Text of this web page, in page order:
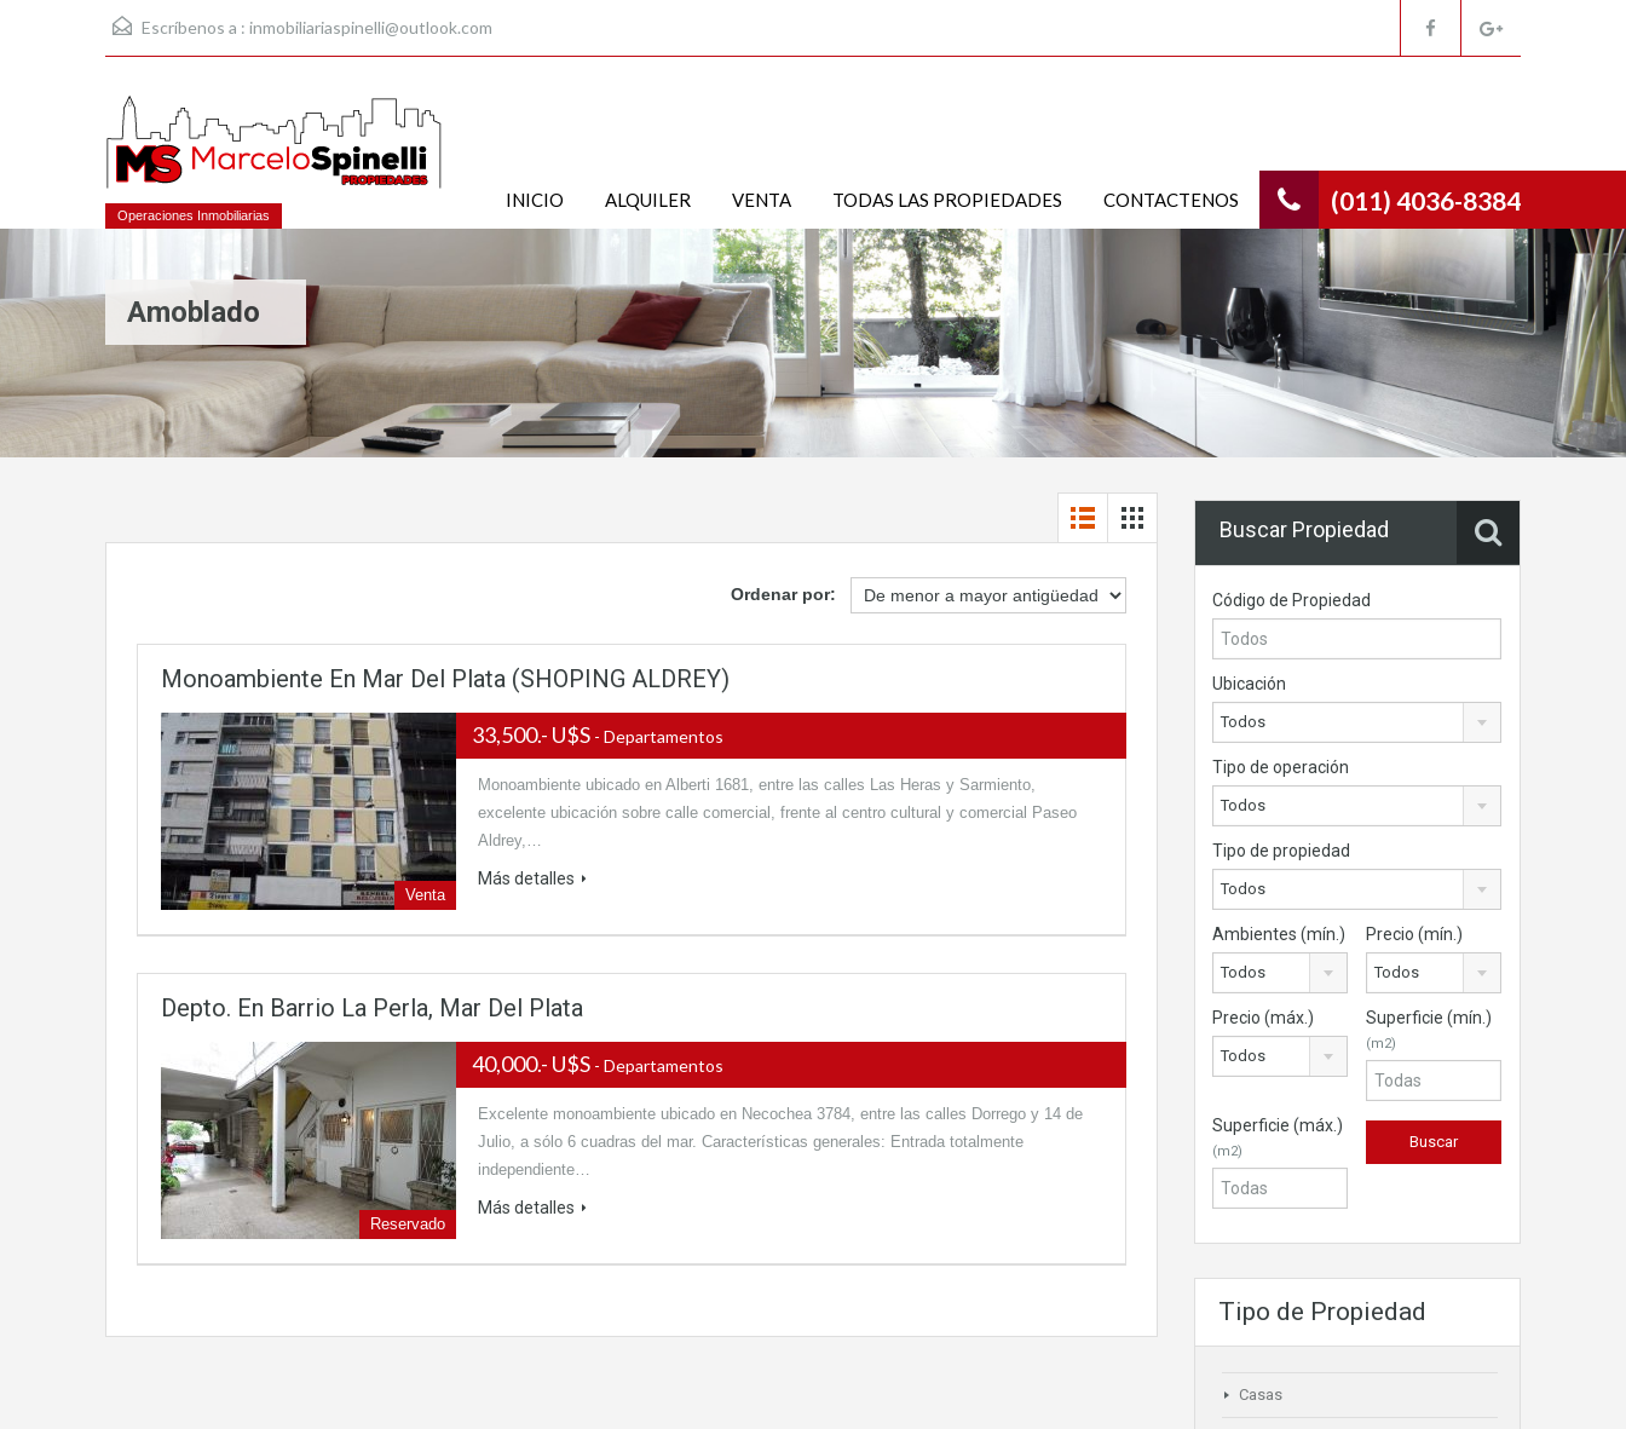
Escríbenos a : inmobiliariaspinelli@outlook.com
Operaciones Inmobiliarias (011) 4036-8384
INICIO ALQUILER VENTA TODAS LAS PROPIEDADES CONTACTENOS
Amoblado
Ordenar por:
Monoambiente En Mar Del Plata (SHOPING ALDREY)
Venta
33,500.- U$S - Departamentos
Monoambiente ubicado en Alberti 1681, entre las calles Las Heras y Sarmiento,
excelente ubicación sobre calle comercial, frente al centro cultural y comercial Paseo
Aldrey,…
Más detalles
Depto. En Barrio La Perla, Mar Del Plata
Reservado
40,000.- U$S - Departamentos
Excelente monoambiente ubicado en Necochea 3784, entre las calles Dorrego y 14 de
Julio, a sólo 6 cuadras del mar. Características generales: Entrada totalmente
independiente…
Más detalles
Buscar Propiedad
Código de Propiedad
Ubicación
Todos
Tipo de operación
Todos
Tipo de propiedad
Todos
Ambientes (mín.)
Todos
Precio (mín.)
Todos
Precio (máx.)
Todos
Superficie (mín.)
(m2)
Superficie (máx.)
(m2)
Tipo de Propiedad
Casas